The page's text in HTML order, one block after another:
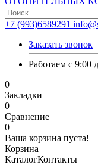
+7 (993)6589291
Заказать звонок
Работаем с 9:00
0
Закладки
0
Сравнение
0
Ваша корзина пуста!
Корзина
КаталогКонтакты